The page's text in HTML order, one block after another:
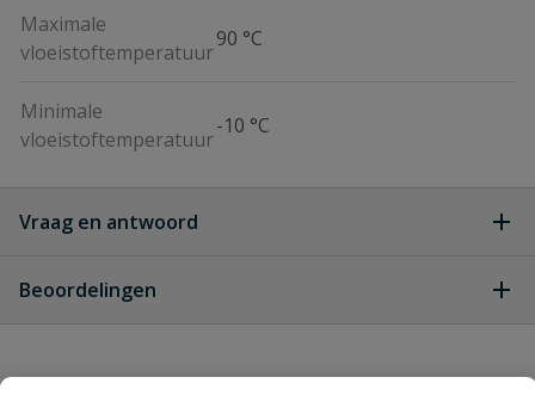
Maximale
vloeistoftemperatuur
90 °C
Minimale
vloeistoftemperatuur
-10 °C
Vraag en antwoord
Stel jouw
Beoordelingen